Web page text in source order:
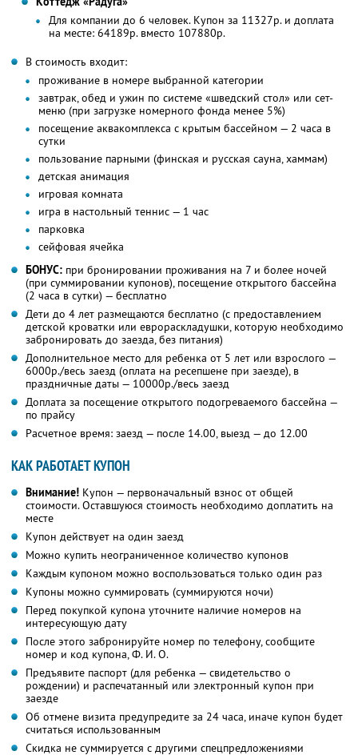
Для компании до 6 человек. Купон за 11327р. и доплата
на месте: 64189р. вместо 107880р.
В стоимость входит:
проживание в номере выбранной категории
завтрак, обед и ужин по системе «шведский стол» или сет-
меню (при загрузке номерного фонда менее 5%)
посещение аквакомплекса с крытым бассейном — 2 часа в
сутки
пользование парными (финская и русская сауна, хаммам)
детская анимация
игровая комната
игра в настольный теннис — 1 час
парковка
сейфовая ячейка
БОНУС: при бронировании проживания на 7 и более ночей
(при суммировании купонов), посещение открытого бассейна
(2 часа в сутки) — бесплатно
Дети до 4 лет размещаются бесплатно (с предоставлением
детской кроватки или еврораскладушки, которую необходимо
забронировать до заезда, без питания)
Дополнительное место для ребенка от 5 лет или взрослого —
6000р./весь заезд (оплата на ресепшене при заезде), в
праздничные даты — 10000р./весь заезд
Доплата за посещение открытого подогреваемого бассейна —
по прайсу
Расчетное время: заезд — после 14.00, выезд — до 12.00
КАК РАБОТАЕТ КУПОН
Внимание! Купон — первоначальный взнос от общей
стоимости. Оставшуюся стоимость необходимо доплатить на
месте
Купон действует на один заезд
Можно купить неограниченное количество купонов
Каждым купоном можно воспользоваться только один раз
Купоны можно суммировать (суммируются ночи)
Перед покупкой купона уточните наличие номеров на
интересующую дату
После этого забронируйте номер по телефону, сообщите
номер и код купона, Ф. И. О.
Предъявите паспорт (для ребенка — свидетельство о
рождении) и распечатанный или электронный купон при
заезде
Об отмене визита предупредите за 24 часа, иначе купон будет
считаться использованным
Скидка не суммируется с другими спецпредложениями